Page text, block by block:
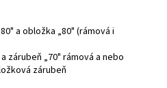
a obložka „80" (rámová i
zárubeň „70" rámová a nebo
zárubeň